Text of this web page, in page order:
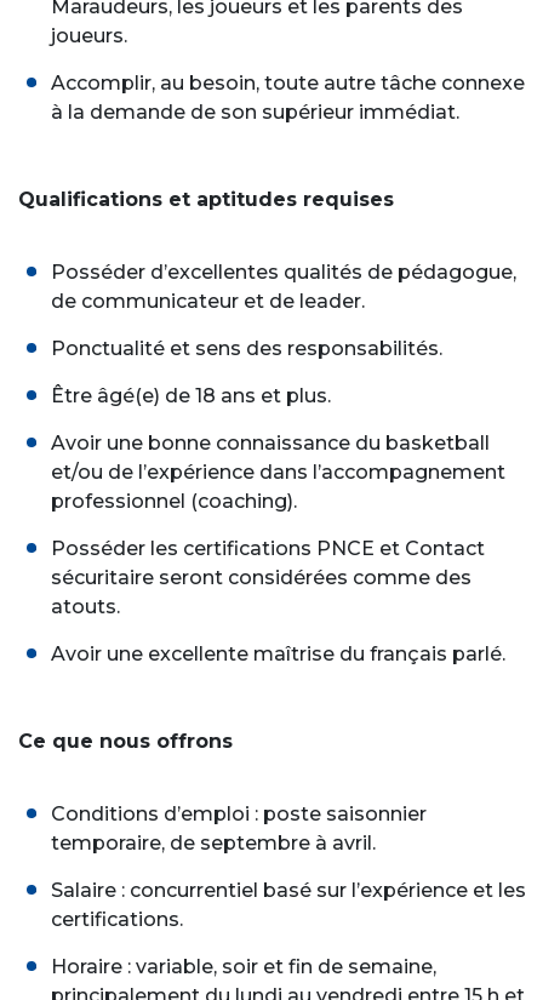
Maraudeurs, les joueurs et les parents des
joueurs.
Accomplir, au besoin, toute autre tâche connexe
à la demande de son supérieur immédiat.
Qualifications et aptitudes requises
Posséder d’excellentes qualités de pédagogue,
de communicateur et de leader.
Ponctualité et sens des responsabilités.
Être âgé(e) de 18 ans et plus.
Avoir une bonne connaissance du basketball
et/ou de l’expérience dans l’accompagnement
professionnel (coaching).
Posséder les certifications PNCE et Contact
sécuritaire seront considérées comme des
atouts.
Avoir une excellente maîtrise du français parlé.
Ce que nous offrons
Conditions d’emploi : poste saisonnier
temporaire, de septembre à avril.
Salaire : concurrentiel basé sur l’expérience et les
certifications.
Horaire : variable, soir et fin de semaine,